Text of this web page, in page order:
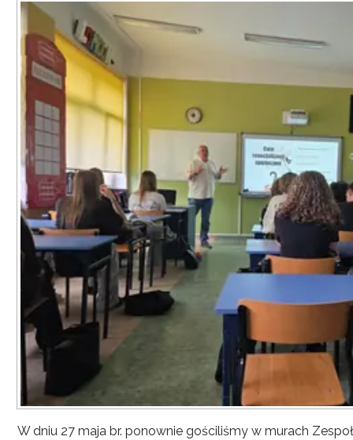
W dniu 27 maja br. ponownie gościliśmy w murach